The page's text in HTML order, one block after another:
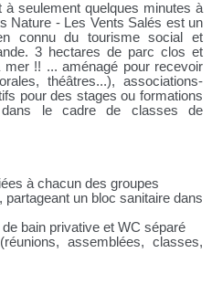
seulement quelques minutes à
Nature - Les Vents Salés est un
connu du tourisme social et
3 hectares de parc clos et
!! ... aménagé pour recevoir
théâtres...), associations-
pour des stages ou formations
dans le cadre de classes de
à chacun des groupes
un bloc sanitaire dans
bain privative et WC séparé
assemblées, classes,